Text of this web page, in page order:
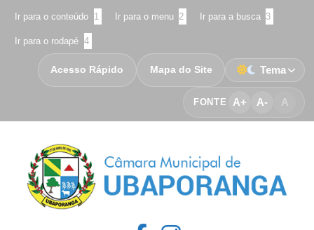
Ir para o conteúdo 1 Ir para o menu 2 Ir para a busca 3
Ir para o rodapé 4
FONTE A+ A- A
Acesso Rápido Mapa do Site Tema